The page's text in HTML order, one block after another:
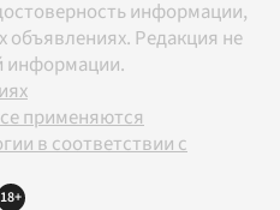
информации,
Редакция не
информации.
применяются
в соответствии с
18+